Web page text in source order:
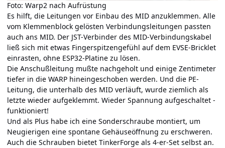
Foto: Warp2 nach Aufrüstung
Es hilft, die Leitungen vor Einbau des MID anzuklemmen. Alle
vom Klemmenblock gelösten Verbindungsleitungen passten
auch ans MID. Der JST-Verbinder des MID-Verbindungskabel
ließ sich mit etwas Fingerspitzengefühl auf dem EVSE-Bricklet
einrasten, ohne ESP32-Platine zu lösen.
Die Anschußleitung mußte nachgeholt und einige Zentimeter
tiefer in die WARP hineingeschoben werden. Und die PE-
Leitung, die unterhalb des MID verläuft, wurde ziemlich als
letzte wieder aufgeklemmt. Wieder Spannung aufgeschaltet -
funktioniert!
Und als Plus habe ich eine Sonderschraube montiert, um
Neugierigen eine spontane Gehäuseöffnung zu erschweren.
Auch die Schrauben bietet TinkerForge als 4-er-Set selbst an.